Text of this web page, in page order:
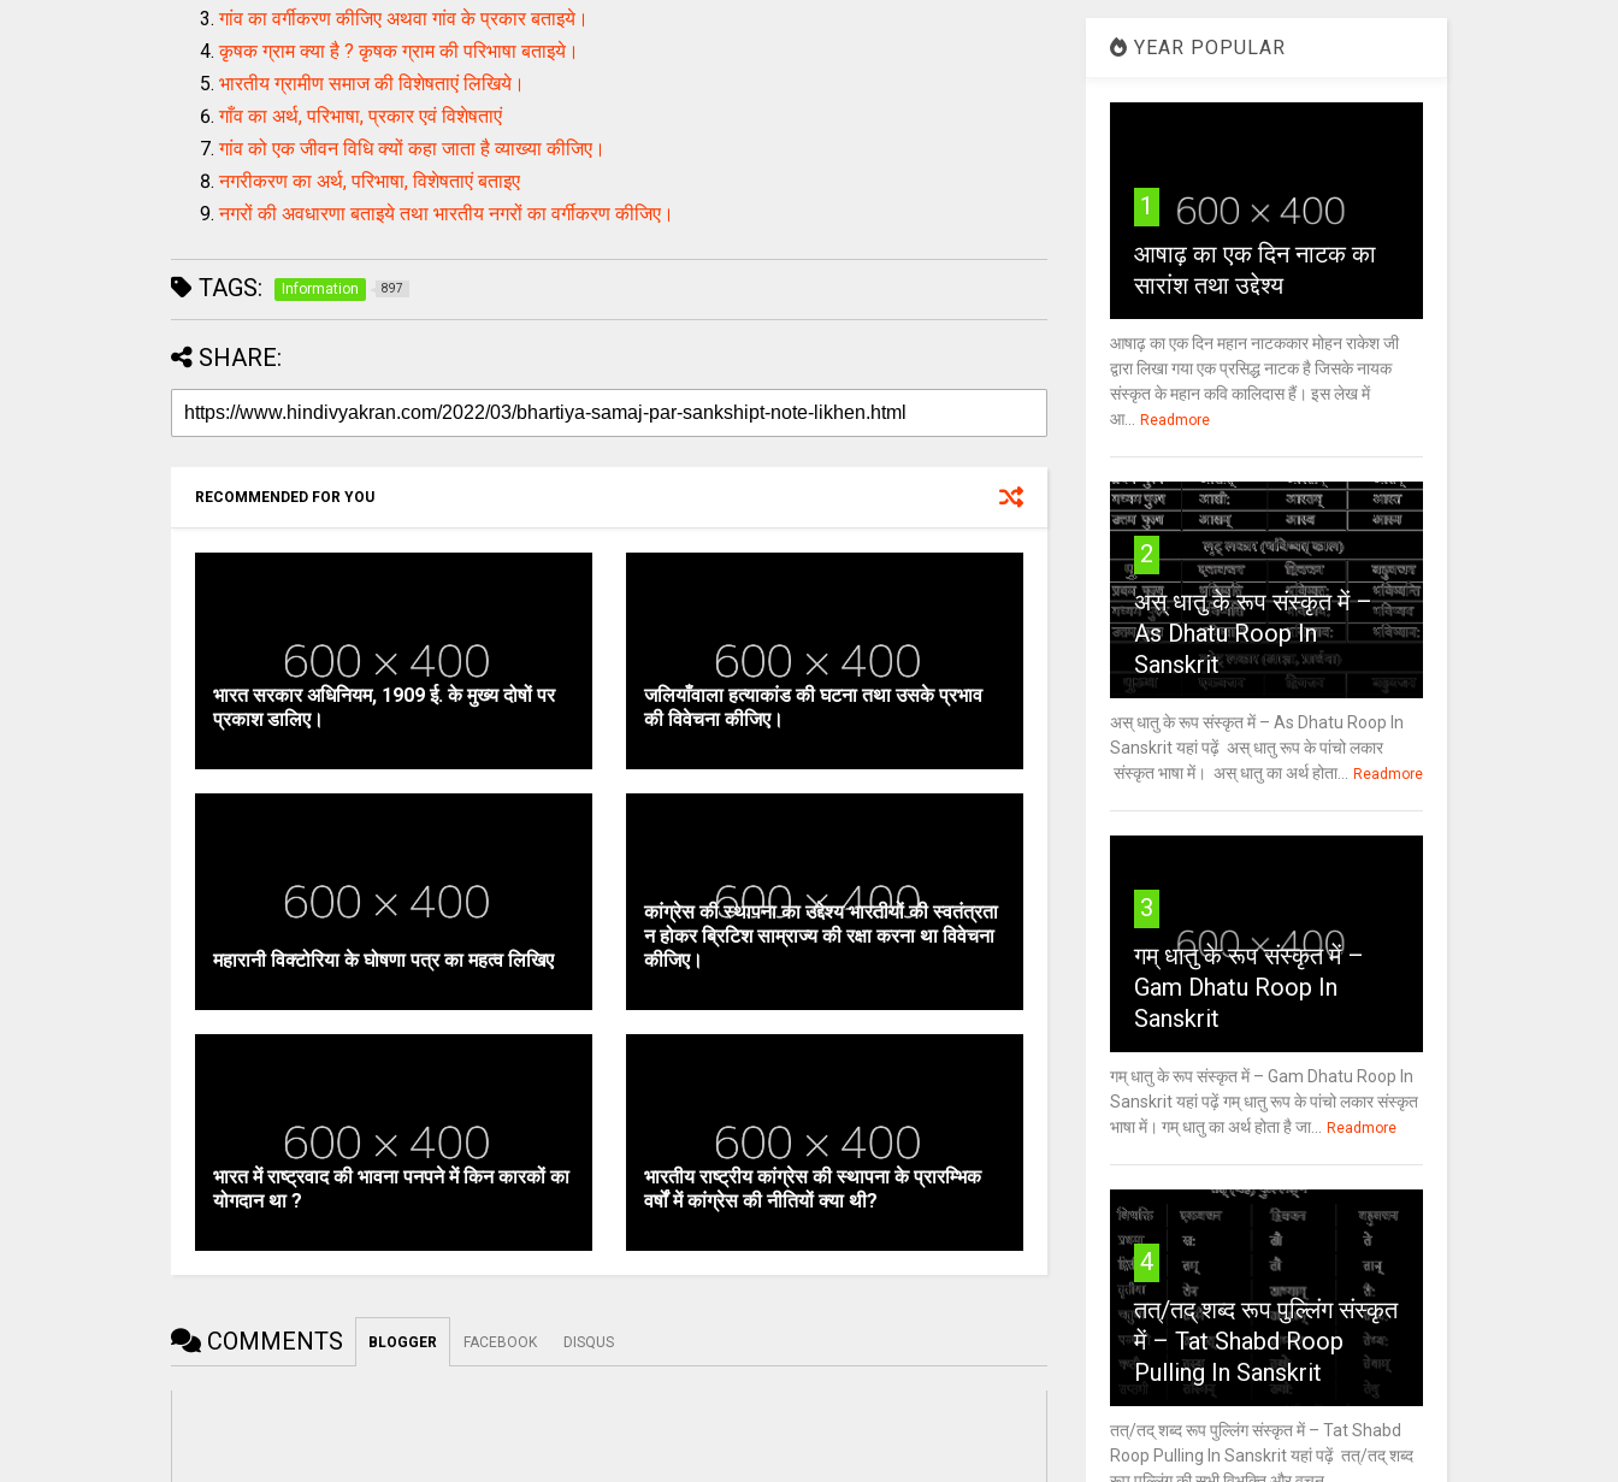
गांव का वर्गीकरण कीजिए अथवा गांव के प्रकार बताइये।
कृषक ग्राम क्या है ? कृषक ग्राम की परिभाषा बताइये।
भारतीय ग्रामीण समाज की विशेषताएं लिखिये।
गाँव का अर्थ, परिभाषा, प्रकार एवं विशेषताएं
गांव को एक जीवन विधि क्यों कहा जाता है व्याख्या कीजिए।
नगरीकरण का अर्थ, परिभाषा, विशेषताएं बताइए
नगरों की अवधारणा बताइये तथा भारतीय नगरों का वर्गीकरण कीजिए।
TAGS: Information 897
SHARE:
RECOMMENDED FOR YOU
भारत सरकार अधिनियम, 1909 ई. के मुख्य दोषों पर
प्रकाश डालिए।
जलियाँवाला हत्याकांड की घटना तथा उसके प्रभाव
की विवेचना कीजिए।
महारानी विक्टोरिया के घोषणा पत्र का महत्व लिखिए
कांग्रेस की स्थापना का उद्देश्य भारतीयों की स्वतंत्रता
न होकर ब्रिटिश साम्राज्य की रक्षा करना था विवेचना
कीजिए।
भारत में राष्ट्रवाद की भावना पनपने में किन कारकों का
योगदान था ?
भारतीय राष्ट्रीय कांग्रेस की स्थापना के प्रारम्भिक
वर्षों में कांग्रेस की नीतियों क्या थी?
COMMENTS BLOGGER FACEBOOK DISQUS
YEAR POPULAR
1
आषाढ़ का एक दिन नाटक का
सारांश तथा उद्देश्य
आषाढ़ का एक दिन महान नाटककार मोहन राकेश जी
द्वारा लिखा गया एक प्रसिद्ध नाटक है जिसके नायक
संस्कृत के महान कवि कालिदास हैं। इस लेख में
आ... Readmore
2
अस् धातु के रूप संस्कृत में –
As Dhatu Roop In
Sanskrit
अस् धातु के रूप संस्कृत में – As Dhatu Roop In
Sanskrit यहां पढ़ें अस् धातु रूप के पांचो लकार
संस्कृत भाषा में। अस् धातु का अर्थ होता... Readmore
3
गम् धातु के रूप संस्कृत में –
Gam Dhatu Roop In
Sanskrit
गम् धातु के रूप संस्कृत में – Gam Dhatu Roop In
Sanskrit यहां पढ़ें गम् धातु रूप के पांचो लकार संस्कृत
भाषा में। गम् धातु का अर्थ होता है जा... Readmore
4
तत्/तद् शब्द रूप पुल्लिंग संस्कृत
में – Tat Shabd Roop
Pulling In Sanskrit
तत्/तद् शब्द रूप पुल्लिंग संस्कृत में – Tat Shabd
Roop Pulling In Sanskrit यहां पढ़ें तत्/तद् शब्द